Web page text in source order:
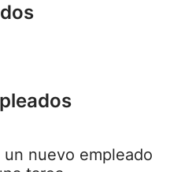
nuevo empleado